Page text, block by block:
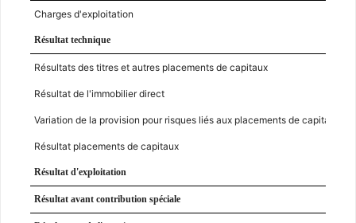
Charges d'exploitation
Résultat technique
Résultats des titres et autres placements de capitaux
Résultat de l'immobilier direct
Variation de la provision pour risques liés aux placements de capitaux
Résultat placements de capitaux
Résultat d'exploitation
Résultat avant contribution spéciale